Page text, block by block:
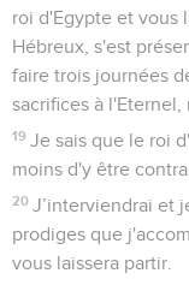
roi d'Egypte et vous
Hébreux, s'est
faire trois journées
sacrifices à l'Eternel,
19 Je sais que le roi
moins d'y être
20 J’interviendrai et
prodiges que
vous laissera partir.